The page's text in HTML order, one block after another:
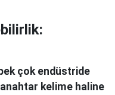
çok endüstride
kelime haline